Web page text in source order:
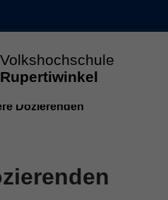
Volkshochschule
Rupertiwinkel
Kunst & Kultur
Dozierenden